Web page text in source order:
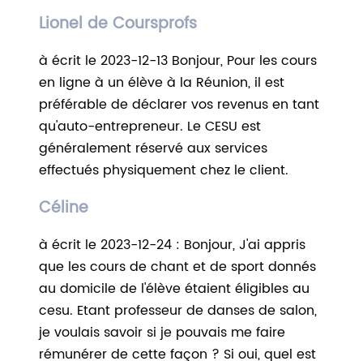
Lionel de Coursprofs
à écrit le 2023-12-13 Bonjour, Pour les cours
en ligne à un élève à la Réunion, il est
préférable de déclarer vos revenus en tant
qu'auto-entrepreneur. Le CESU est
généralement réservé aux services
effectués physiquement chez le client.
Céline
à écrit le 2023-12-24 : Bonjour, J'ai appris
que les cours de chant et de sport donnés
au domicile de l'élève étaient éligibles au
cesu. Etant professeur de danses de salon,
je voulais savoir si je pouvais me faire
rémunérer de cette façon ? Si oui, quel est